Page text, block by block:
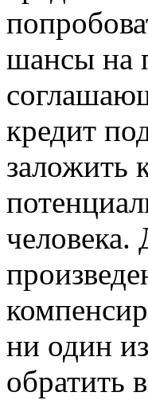
шансы на
кредит
заложить
человека.
ни один
обратить